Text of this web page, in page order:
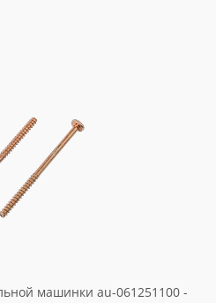
машинки au-061251100 -